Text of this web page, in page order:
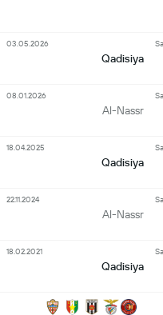
Qadisiya
03.05.2026
Al-Nassr
08.01.2026
Qadisiya
18.04.2025
Al-Nassr
22.11.2024
Qadisiya
18.02.2021